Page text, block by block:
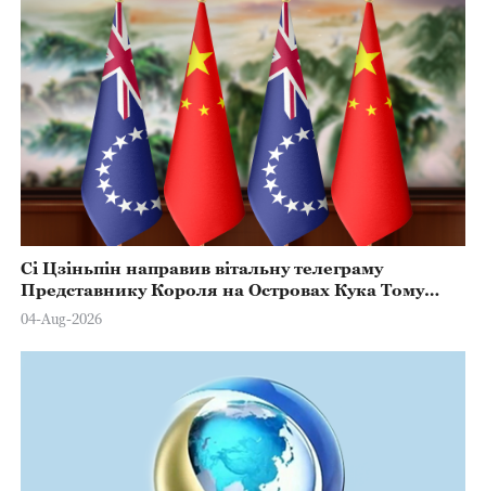
Сі Цзіньпін направив вітальну телеграму
Представнику Короля на Островах Кука Тому
Марстерсу з нагоди Дня Конституції
04-Aug-2026